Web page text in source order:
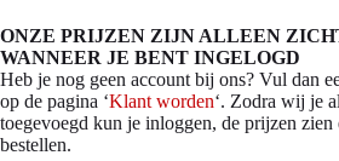
ONZE PRIJZEN ZIJN ALLEEN
WANNEER JE BENT INGELOGD
Heb je nog geen account bij ons? Vul dan
op de pagina ‘Klant worden‘. Zodra wij je
toegevoegd kun je inloggen, de prijzen zien
bestellen.